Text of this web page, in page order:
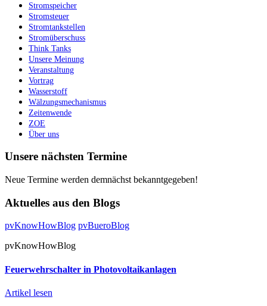
Stromspeicher
Stromsteuer
Stromtankstellen
Stromüberschuss
Think Tanks
Unsere Meinung
Veranstaltung
Vortrag
Wasserstoff
Wälzungsmechanismus
Zeitenwende
ZOE
Über uns
Unsere nächsten Termine
Neue Termine werden demnächst bekanntgegeben!
Aktuelles aus den Blogs
pvKnowHowBlog pvBueroBlog
pvKnowHowBlog
Feuerwehrschalter in Photovoltaikanlagen
Artikel lesen